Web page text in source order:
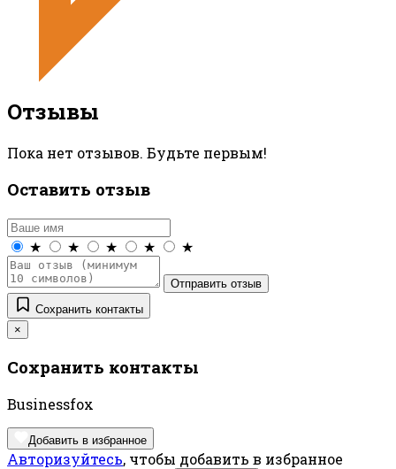
Отзывы
Пока нет отзывов. Будьте первым!
Оставить отзыв
★ ★ ★ ★ ★
Отправить отзыв
Сохранить контакты
×
Сохранить контакты
Businessfox
Добавить в избранное
Авторизуйтесь, чтобы добавить в избранное